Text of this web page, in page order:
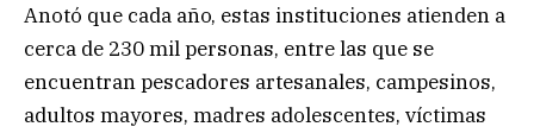
Anotó que cada año, estas instituciones atienden a
cerca de 230 mil personas, entre las que se
encuentran pescadores artesanales, campesinos,
adultos mayores, madres adolescentes, víctimas